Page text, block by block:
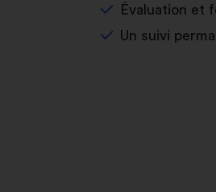
Évaluation et
Un suivi